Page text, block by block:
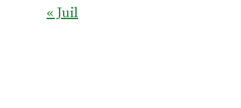
« Juil